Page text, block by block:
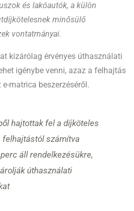
és lakóautók, a külön
minősülő
vontatmányai.
kizárólag érvényes úthasználati
igénybe venni, azaz a felhajtás
matrica beszerzéséről.
hajtottak fel a díjköteles
felhajtástól számítva
áll rendelkezésükre,
úthasználati